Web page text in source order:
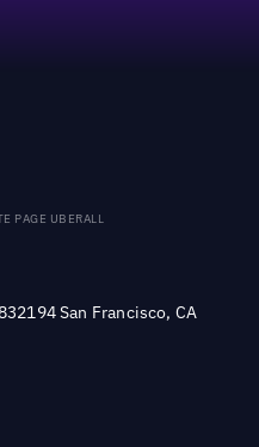
PAGE UBERALL
San Francisco, CA